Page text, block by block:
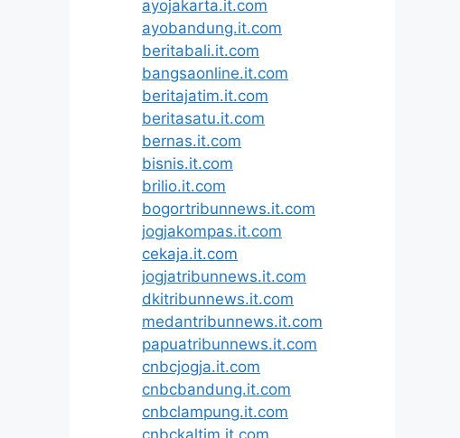
ayojakarta.it.com
ayobandung.it.com
beritabali.it.com
bangsaonline.it.com
beritajatim.it.com
beritasatu.it.com
bernas.it.com
bisnis.it.com
brilio.it.com
bogortribunnews.it.com
jogjakompas.it.com
cekaja.it.com
jogjatribunnews.it.com
dkitribunnews.it.com
medantribunnews.it.com
papuatribunnews.it.com
cnbcjogja.it.com
cnbcbandung.it.com
cnbclampung.it.com